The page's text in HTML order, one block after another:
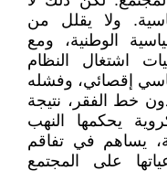
ولا يقلل من
الوطنية، ومع
اشتغال النظام
إقصائي، وفشله
خط الفقر، نتيجة
يحكمها النهب
يساهم في تفاقم
على المجتمع